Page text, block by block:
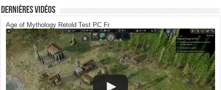
Dernières Vidéos
Age of Mythology Retold Test PC Fr